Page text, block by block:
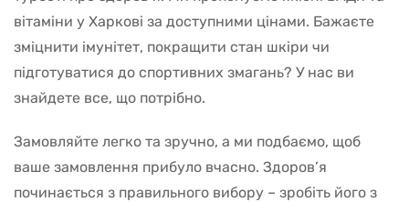
вітаміни у Харкові за доступними цінами. Бажаєте
зміцнити імунітет, покращити стан шкіри чи
підготуватися до спортивних змагань? У нас ви
знайдете все, що потрібно.
Замовляйте легко та зручно, а ми подбаємо, щоб
ваше замовлення прибуло вчасно. Здоров’я
починається з правильного вибору – зробіть його з